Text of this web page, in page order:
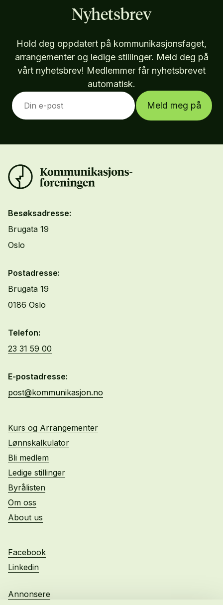
Nyhetsbrev
Hold deg oppdatert på kommunikasjonsfaget,
arrangementer og ledige stillinger. Meld deg på
vårt nyhetsbrev! Medlemmer får nyhetsbrevet
automatisk.
Meld meg på
Besøksadresse:
Brugata 19
Oslo
Postadresse:
Brugata 19
0186 Oslo
Telefon:
23 31 59 00
E-postadresse:
post@kommunikasjon.no
Kurs og Arrangementer
Lønnskalkulator
Bli medlem
Ledige stillinger
Byrålisten
Om oss
About us
Facebook
Linkedin
Annonsere